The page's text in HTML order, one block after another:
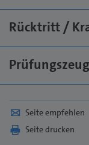
Rücktritt /
Seite empfehlen
Seite drucken